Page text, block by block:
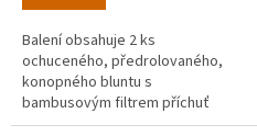
Balení obsahuje 2 ks
ochuceného, předrolovaného,
konopného bluntu s
bambusovým filtrem příchuť
Cane (cukrová třtina).